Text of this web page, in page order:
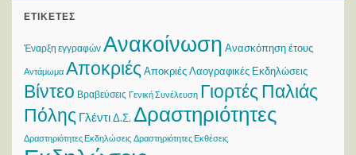
ΕΤΙΚΈΤΕΣ
Έναρξη εγγραφών Ανακοίνωση Ανασκόπηση έτους
Αντάμωμα Αποκριές Αποκριές Λαογραφικές Εκδηλώσεις
Βίντεο Βραβεύσεις Γενική Συνέλευση Γιορτές Παλιάς
Πόλης ΓλέντιΔ.Σ. Δραστηριότητες
Δραστηριότητες Εκδηλώσεις Δραστηριότητες Εκθέσεις